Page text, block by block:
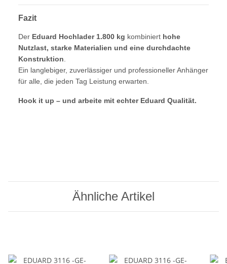
Fazit
Der Eduard Hochlader 1.800 kg kombiniert hohe
Nutzlast, starke Materialien und eine durchdachte
Konstruktion.
Ein langlebiger, zuverlässiger und professioneller Anhänger
für alle, die jeden Tag Leistung erwarten.
Hook it up – und arbeite mit echter Eduard Qualität.
Ähnliche Artikel